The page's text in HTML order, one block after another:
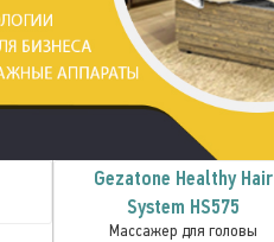
Gezatone Healthy Hair
System HS575
Массажер для головы